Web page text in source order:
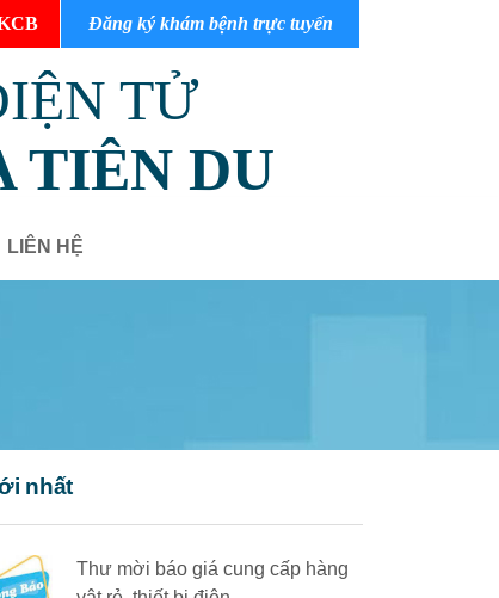
Đăng ký khám bệnh trực tuyến
TỬ
TIÊN DU
LIÊN HỆ
nhất
Thư mời báo giá cung cấp hàng